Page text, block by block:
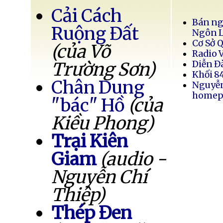
Cải Cách
Ruộng Đất
(của Võ
Trường Sơn)
Chân Dung
"bác" Hồ (của
Kiều Phong)
Trại Kiên
Giam (audio -
Nguyễn Chí
Thiệp)
Thép Đen
Bán
Ngôn
Cơ Sở
Radio
Diễn
Khối